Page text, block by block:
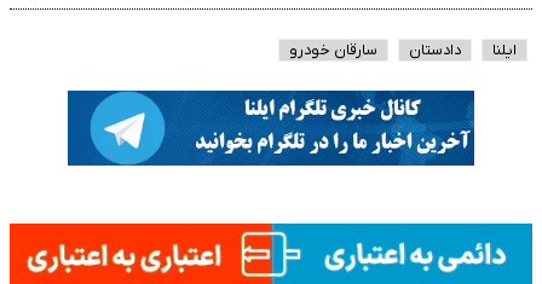
ایلنا دادستان سارقان خودرو